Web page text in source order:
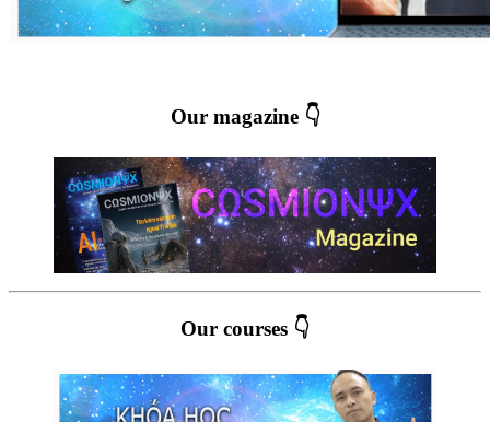
Our magazine 👇
Our courses 👇